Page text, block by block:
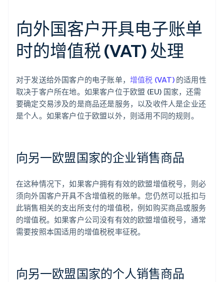
向外国客户开具电子账单
时的增值税 (VAT) 处理
对于发送给外国客户的电子账单， 增值税 (VAT)的适用性
取决于客户所在地。如果客户位于欧盟 (EU) 国家，还需
要确定交易涉及的是商品还是服务，以及收件人是企业还
是个人。如果客户位于欧盟以外，则适用不同的规则。
向另一欧盟国家的企业销售商品
在这种情况下，如果客户拥有有效的欧盟增值税号，则必
须向外国客户开具不含增值税的账单。您仍然可以抵扣与
此销售相关的支出所支付的增值税，例如购买商品或服务
的增值税。如果客户公司没有有效的欧盟增值税号，通常
需要按照本国适用的增值税税率征税。
向另一欧盟国家的个人销售商品